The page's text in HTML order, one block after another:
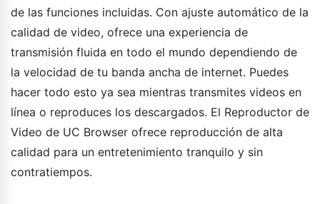
de las funciones incluidas. Con ajuste automático de la
calidad de video, ofrece una experiencia de
transmisión fluida en todo el mundo dependiendo de
la velocidad de tu banda ancha de internet. Puedes
hacer todo esto ya sea mientras transmites videos en
línea o reproduces los descargados. El Reproductor de
Video de UC Browser ofrece reproducción de alta
calidad para un entretenimiento tranquilo y sin
contratiempos.